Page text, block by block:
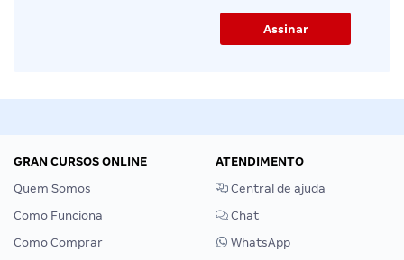
GRAN CURSOS ONLINE
Quem Somos
Como Funciona
Como Comprar
ATENDIMENTO
Central de ajuda
Chat
WhatsApp